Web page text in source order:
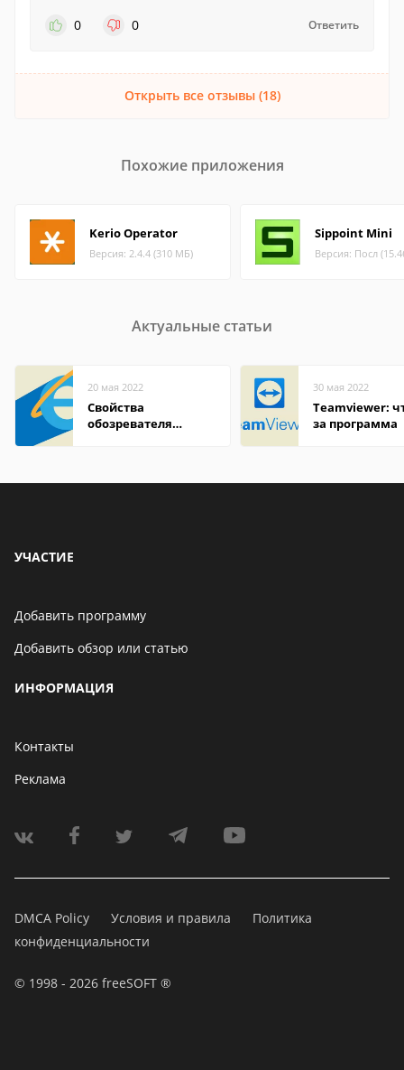
0
0 Ответить
Открыть все отзывы (18)
Похожие приложения
Kerio Operator
Версия: 2.4.4 (310 МБ)
Sippoint Mini
Версия: Посл
Актуальные статьи
20 мая 2022
Свойства
обозревателя
30 мая 2022
Teamviewer:
за программа
УЧАСТИЕ
Добавить программу
Добавить обзор или статью
ИНФОРМАЦИЯ
Контакты
Реклама
DMCA Policy Условия и правила
Политика
конфиденциальности
© 1998 - 2026 freeSOFT ®